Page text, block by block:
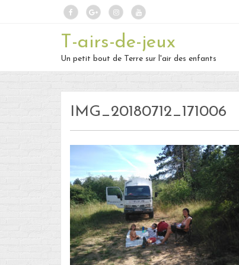
T-airs-de-jeux
Un petit bout de Terre sur l'air des enfants
IMG_20180712_171006